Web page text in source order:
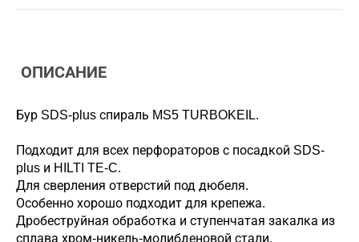
ОПИСАНИЕ
Бур SDS-plus спираль MS5 TURBOKEIL.
Подходит для всех перфораторов с посадкой SDS-
plus и HILTI TE-C.
Для сверления отверстий под дюбеля.
Особенно хорошо подходит для крепежа.
Дробеструйная обработка и ступенчатая закалка из
сплава хром-никель-молибденовой стали.